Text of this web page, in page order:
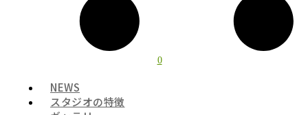
0
NEWS
スタジオの特徴